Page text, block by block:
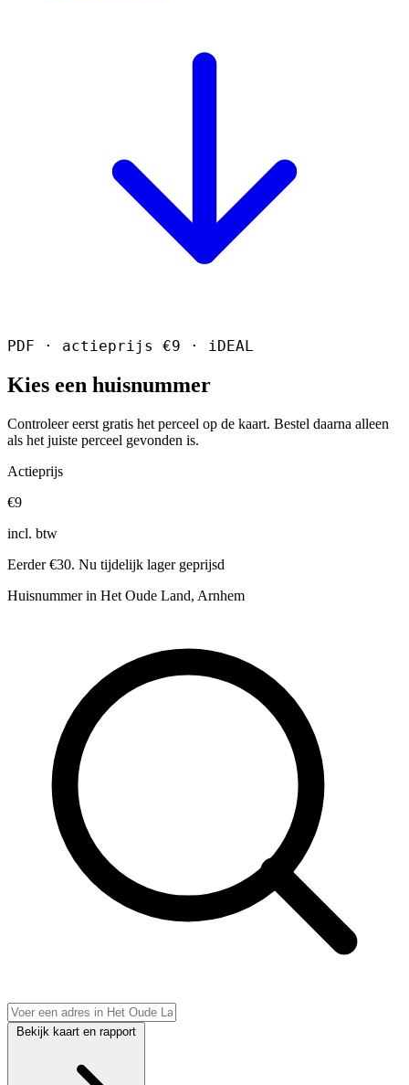
PDF · actieprijs €9 · iDEAL
Kies een huisnummer
Controleer eerst gratis het perceel op de kaart. Bestel daarna alleen
als het juiste perceel gevonden is.
Actieprijs
€9
incl. btw
Eerder €30. Nu tijdelijk lager geprijsd
Huisnummer in Het Oude Land, Arnhem
Bekijk kaart en rapport